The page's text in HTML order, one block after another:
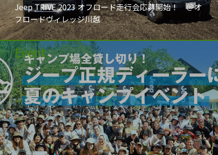
Jeep TRIVE 2023 オフロード走行会応募開始！ ＠オ
フロードヴィレッジ川越
Event